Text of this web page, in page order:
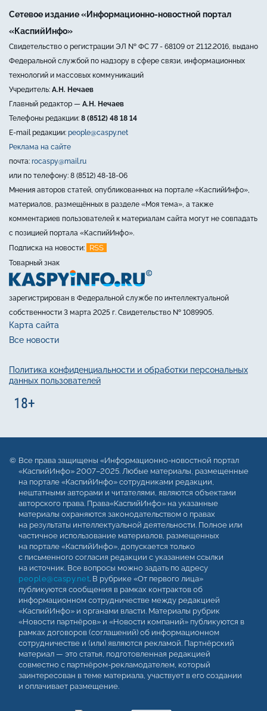
Сетевое издание «Информационно-новостной портал
«КаспийИнфо»
Свидетельство о регистрации ЭЛ № ФС 77 - 68109 от 21.12.2016, выдано
Федеральной службой по надзору в сфере связи, информационных
технологий и массовых коммуникаций
Учредитель: А.Н. Нечаев
Главный редактор — А.Н. Нечаев
Телефоны редакции: 8 (8512) 48 18 14
E-mail редакции: people@caspy.net
Реклама на сайте
почта: rocaspy@mail.ru
или по телефону: 8 (8512) 48-18-06
Мнения авторов статей, опубликованных на портале «КаспийИнфо»,
материалов, размещённых в разделе «Моя тема», а также
комментариев пользователей к материалам сайта могут не совпадать
с позицией портала «КаспийИнфо».
Подписка на новости:
RSS
Товарный знак
зарегистрирован в Федеральной службе по интеллектуальной
собственности 3 марта 2025 г. Свидетельство № 1089905.
Карта сайта
Все новости
Политика конфиденциальности и обработки персональных
данных пользователей
Все права защищены «Информационно-новостной портал
«КаспийИнфо» 2007–2025. Любые материалы, размещенные
на портале «КаспийИнфо» сотрудниками редакции,
нештатными авторами и читателями, являются объектами
авторского права. Права«КаспийИнфо» на указанные
материалы охраняются законодательством о правах
на результаты интеллектуальной деятельности. Полное или
частичное использование материалов, размещенных
на портале «КаспийИнфо», допускается только
с письменного согласия редакции с указанием ссылки
на источник. Все вопросы можно задать по адресу
people@caspy.net. В рубрике «От первого лица»
публикуются сообщения в рамках контрактов об
информационном сотрудничестве между редакцией
«КаспийИнфо» и органами власти. Материалы рубрик
«Новости партнёров» и «Новости компаний» публикуются в
рамках договоров (соглашений) об информационном
сотрудничестве и (или) являются рекламой. Партнёрский
материал — это статья, подготовленная редакцией
совместно с партнёром-рекламодателем, который
заинтересован в теме материала, участвует в его создании
и оплачивает размещение.